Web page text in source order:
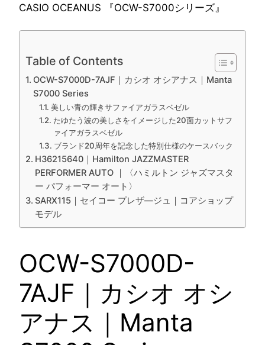
CASIO OCEANUS 『OCW-S7000シリーズ』
Table of Contents
OCW-S7000D-7AJF｜カシオ オシアナス｜Manta
S7000 Series
美しい青の輝きサファイアガラスベゼル
たゆたう波の美しさをイメージした20面カットサフ
ァイアガラスベゼル
ブランド20周年を記念した特別仕様のケースバック
H36215640｜Hamilton JAZZMASTER
PERFORMER AUTO ｜〈ハミルトン ジャズマスタ
ー パフォーマー オート〉
SARX115｜セイコー プレザ―ジュ｜コアショップ
モデル
OCW-S7000D-
7AJF｜カシオ オシ
アナス｜Manta